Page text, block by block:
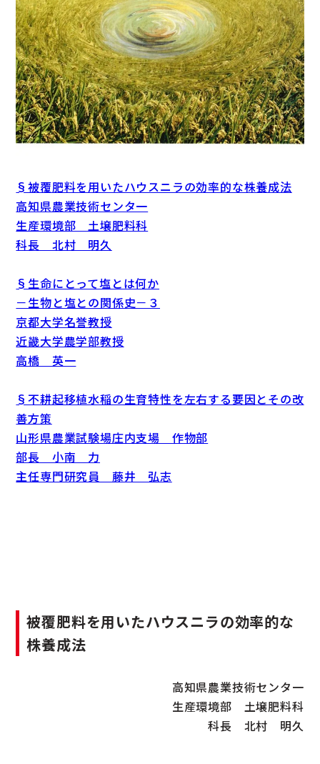
§被覆肥料を用いたハウスニラの効率的な株養成法
高知県農業技術センタ一
生産環境部 土壌肥料科
科長 北村 明久
§生命にとって塩とは何か
－生物と塩との関係史－３
京都大学名誉教授
近畿大学農学部教授
高橋 英一
§不耕起移植水稲の生育特性を左右する要因とその改
善方策
山形県農業試験場庄内支場 作物部
部長 小南 力
主任専門研究員 藤井 弘志
被覆肥料を用いたハウスニラの効率的な
株養成法
高知県農業技術センタ一
生産環境部 土壌肥料科
科長 北村 明久